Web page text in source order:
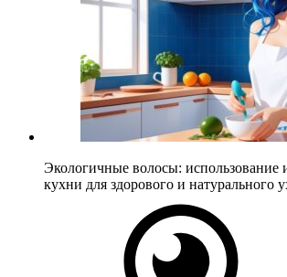
Экологичные волосы: использование
кухни для здорового и натурального